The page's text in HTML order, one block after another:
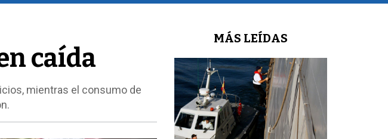
caída
mientras el consumo de
MÁS LEÍDAS